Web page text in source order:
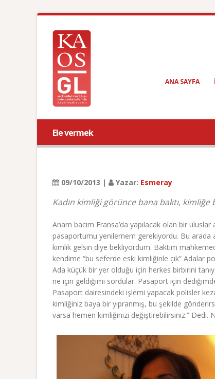
ANA SAYFA
Ele vermek
09/10/2013 | Yazar: Esmeray
Kadın kimliği görünce bana baktı,
Anam bacım Fransa’da yapılacak olan bir
pasaportumu yenilemem gerekiyordu. Bu
kimlik gelsin diye bekliyordum. Baktım
kendime “bu seferde eski kimliğinle çık” Adalar
Ada küçük bir yer olduğu için herkes birbirini
ne için geldiğimi sordular. Pasaport için
Pasaport dairesindeki işlemi yapacak polisler
kimliğiniz baya bir yıpranmış, bu şekilde
varsa hemen kimliğinizi değiştirebilirsiniz.” Dedi.